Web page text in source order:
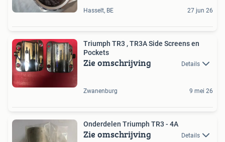
Hasselt, BE 27 jun 26
Triumph TR3 , TR3A Side Screens en
Pockets
Zie omschrijving Details
Zwanenburg 9 mei 26
Onderdelen Triumph TR3 - 4A
Zie omschrijving Details